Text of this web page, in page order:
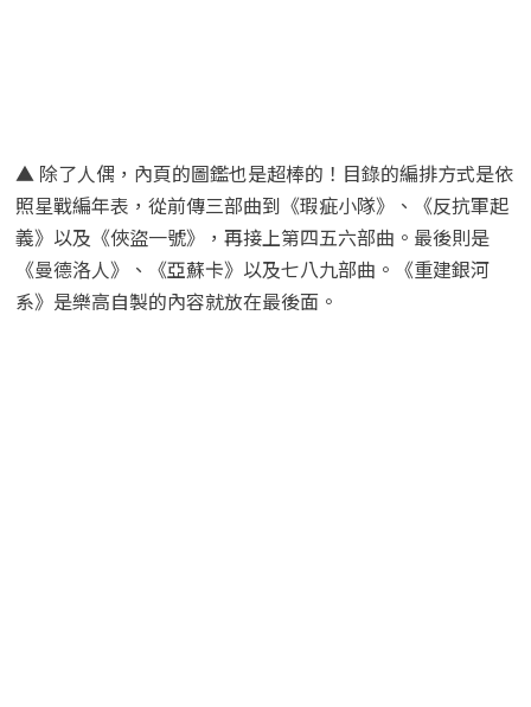
▲ 除了人偶，內頁的圖鑑也是超棒的！目錄的編排方式是依
照星戰編年表，從前傳三部曲到《瑕疵小隊》、《反抗軍起
義》以及《俠盜一號》，再接上第四五六部曲。最後則是
《曼德洛人》、《亞蘇卡》以及七八九部曲。《重建銀河
系》是樂高自製的內容就放在最後面。